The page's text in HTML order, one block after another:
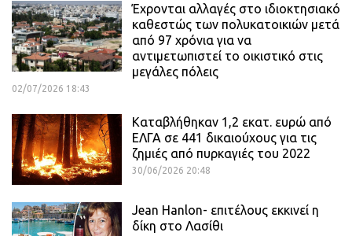
Έχρονται αλλαγές στο ιδιοκτησιακό
καθεστώς των πολυκατοικιών μετά
από 97 χρόνια για να
αντιμετωπιστεί το οικιστικό στις
μεγάλες πόλεις
02/07/2026 18:43
Καταβλήθηκαν 1,2 εκατ. ευρώ από
ΕΛΓΑ σε 441 δικαιούχους για τις
ζημιές από πυρκαγιές του 2022
30/06/2026 20:48
Jean Hanlon- επιτέλους εκκινεί η
δίκη στο Λασίθι